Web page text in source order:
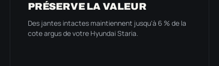
PRÉSERVE LA VALEUR
Des jantes intactes maintiennent jusqu'à 6 % de la
cote argus de votre Hyundai Staria.